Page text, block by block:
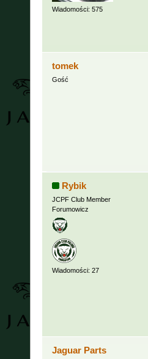
Wiadomości: 575
tomek
Gość
Rybik
JCPF Club Member
Forumowicz
Wiadomości: 27
Jaguar Parts